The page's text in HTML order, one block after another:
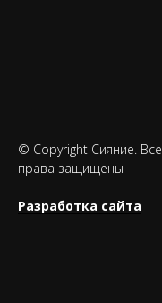
© Copyright Сияние. Все
права защищены
Разработка сайта